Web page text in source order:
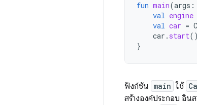
fun main(args :
val engine
val car =
car . start()
}
ฟังก์ชัน main ใช้
สร้างองค์ประกอบ อิน